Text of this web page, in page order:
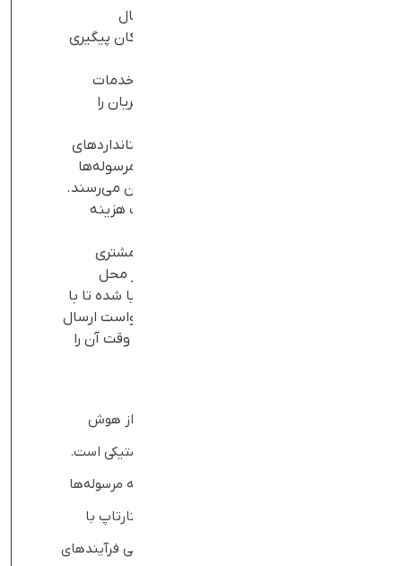
تعارف با ارسال
پیامک‌های لحظه‌ای به مشتریان، امکان پیگیری
تعارف با ارائه خدمات
پشتیبانی شبانه‌روزی، مشکلات مشتریان را
: با رعایت استانداردهای
امنیتی، تعارف اطمینان می‌دهد که مرسوله‌ها
بدون هیچ مشکلی به دست مشتریان می‌رسند.
در صورت بروز هرگونه مشکلی، تعارف هزینه
: در صورتی که مشتری
مرسوله خود را به دلیل عدم‌حضور در محل
تحویل، دریافت نکند؛ این امکان مهیا شده تا با
پشتیبانی ۲۴، مشتری به سرعت درخواست ارسال
مجدد مرسوله را فعال کند و در اسرع وقت آن را
یکی از ویژگی‌های بارز تعارف، استفاده از هوش
مصنوعی برای بهینه‌سازی عملیات لجستیکی است.
فروشگاه‌ها می‌توانند اطلاعات مربوط به مرسوله‌ها
را در پلتفرم تعارف ثبت کنند و این استارتاپ با
استفاده از الگوریتم‌های پیشرفته، تمامی فرآیندهای